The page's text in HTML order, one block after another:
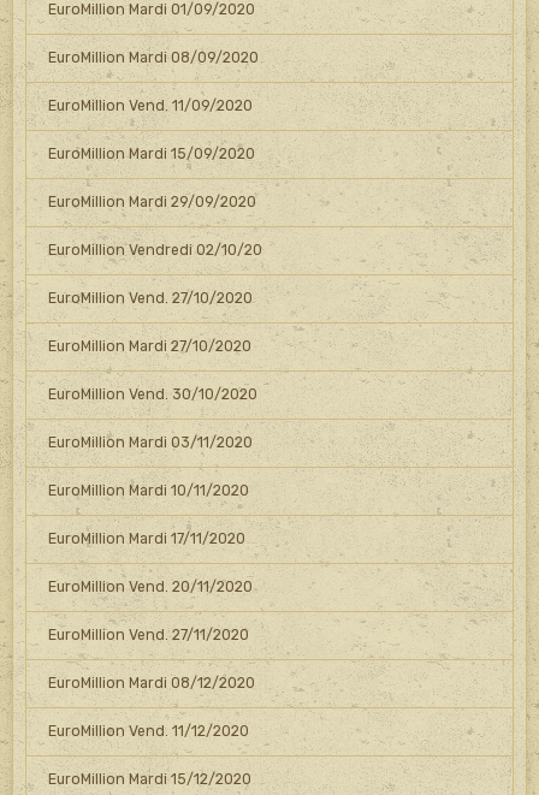
EuroMillion Mardi 01/09/2020
EuroMillion Mardi 08/09/2020
EuroMillion Vend. 11/09/2020
EuroMillion Mardi 15/09/2020
EuroMillion Mardi 29/09/2020
EuroMillion Vendredi 02/10/20
EuroMillion Vend. 27/10/2020
EuroMillion Mardi 27/10/2020
EuroMillion Vend. 30/10/2020
EuroMillion Mardi 03/11/2020
EuroMillion Mardi 10/11/2020
EuroMillion Mardi 17/11/2020
EuroMillion Vend. 20/11/2020
EuroMillion Vend. 27/11/2020
EuroMillion Mardi 08/12/2020
EuroMillion Vend. 11/12/2020
EuroMillion Mardi 15/12/2020